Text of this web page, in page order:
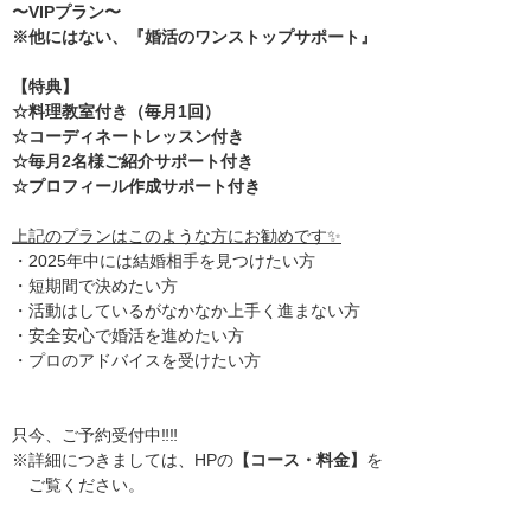
〜VIPプラン〜
※他にはない、『婚活のワンストップサポート』
【特典】
☆料理教室付き（毎月1回）
☆コーディネートレッスン付き
☆毎月2名様ご紹介サポート付き
☆プロフィール作成サポート付き
上記のプランはこのような方にお勧めです✨
・2025年中には結婚相手を見つけたい方
・短期間で決めたい方
・活動はしているがなかなか上手く進まない方
・安全安心で婚活を進めたい方
・プロのアドバイスを受けたい方
只今、ご予約受付中‼️‼️
※詳細につきましては、HPの 【コース・料金】 を
ご覧ください。